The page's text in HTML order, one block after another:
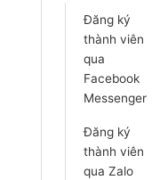
Đăng ký
thành viên
qua
Facebook
Messenger
Đăng ký
thành viên
qua Zalo